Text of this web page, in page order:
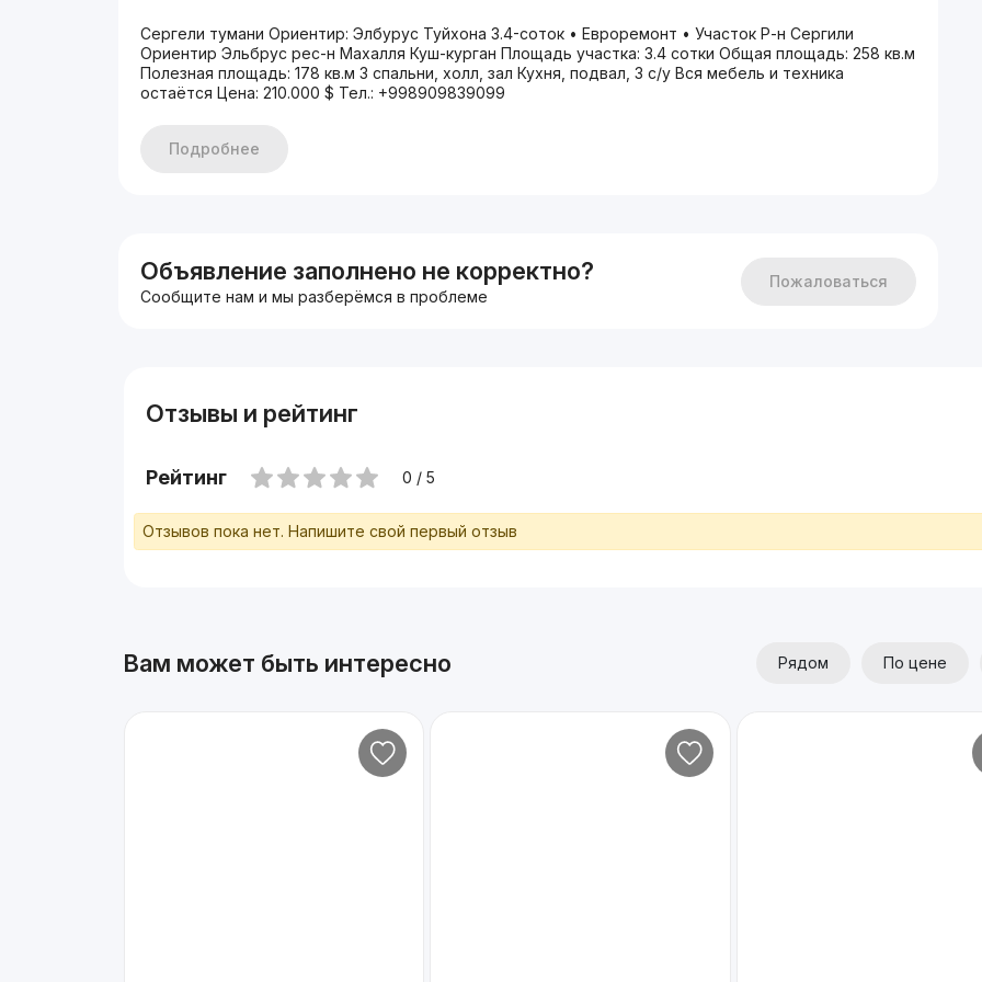
Сергели тумани Ориентир: Элбурус Туйхона 3.4-соток • Евроремонт • Участок Р-н Сергили
Ориентир Эльбрус рес-н Махалля Куш-курган Площадь участка: 3.4 сотки Общая площадь: 258 кв.м
Полезная площадь: 178 кв.м 3 спальни, холл, зал Кухня, подвал, 3 с/у Вся мебель и техника
остаётся Цена: 210.000 $ Тел.: +998909839099
Подробнее
Объявление заполнено не корректно?
Сообщите нам и мы разберёмся в проблеме
Пожаловаться
Отзывы и рейтинг
Рейтинг 0 / 5
Отзывов пока нет. Напишите свой первый отзыв
Вам может быть интересно Рядом По цене